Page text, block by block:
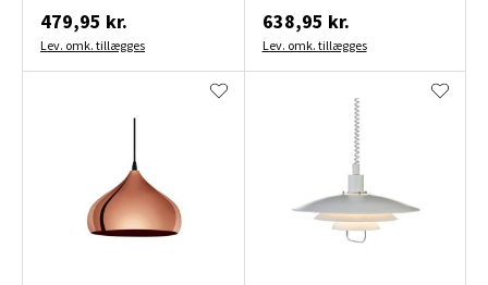
479,95 kr.
Lev. omk. tillægges
638,95 kr.
Lev. omk. tillægges